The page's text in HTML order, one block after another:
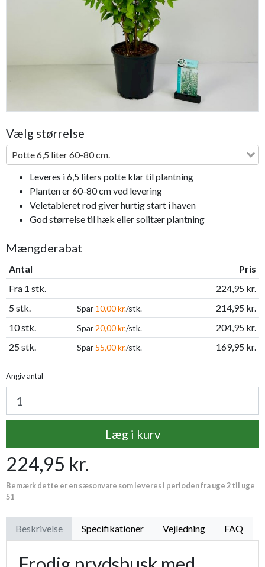
Vælg størrelse
Potte 6,5 liter 60-80 cm.
Leveres i 6,5 liters potte klar til plantning
Planten er 60-80 cm ved levering
Veletableret rod giver hurtig start i haven
God størrelse til hæk eller solitær plantning
Mængderabat
Antal
Pris
Fra 1 stk.
224,95 kr.
5 stk.
Spar 10,00 kr./stk.
214,95 kr.
10 stk.
Spar 20,00 kr./stk.
204,95 kr.
25 stk.
Spar 55,00 kr./stk. 169,95 kr.
Angiv antal
Læg i kurv
224,95 kr.
Bemærk dette er en sæsonvare som leveres i perioden fra uge 2 til uge
51
Beskrivelse Specifikationer Vejledning FAQ